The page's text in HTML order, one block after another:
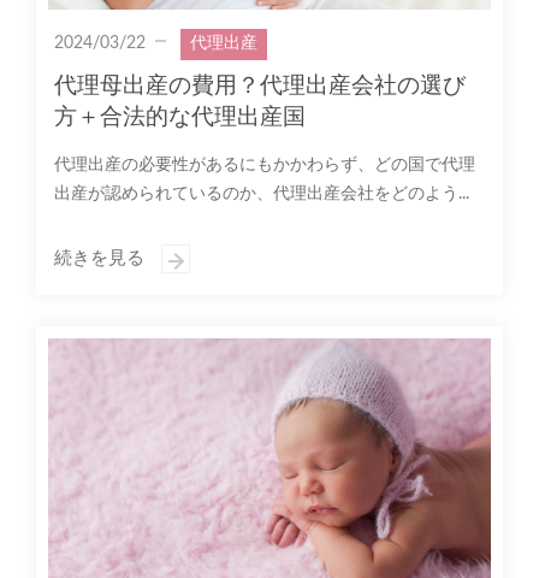
2024/03/22 代理出産
代理母出産の費用？代理出産会社の選び
方＋合法的な代理出産国
代理出産の必要性があるにもかかわらず、どの国で代理
出産が認められているのか、代理出産会社をどのよう...
続きを見る